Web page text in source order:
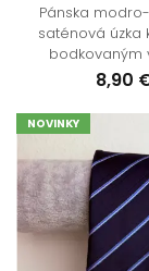
Pánska
saténová úzka
bodkovaným
8,90
NOVINKY